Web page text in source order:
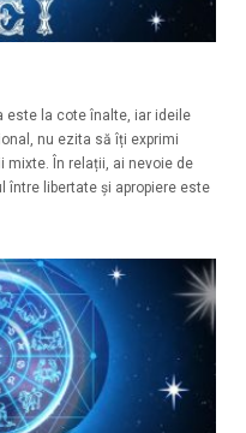
este la cote înalte, iar ideile
nu ezita să îți exprimi
mixte. În relații, ai nevoie de
între libertate și apropiere este